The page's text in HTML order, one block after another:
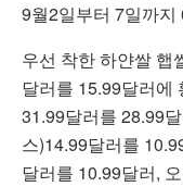
9월2일부터 7일까지
우선 착한 하얀쌀 햅
달러를 15.99달러에
31.99달러를 28.99
스)14.99달러를
달러를 10.99달러,